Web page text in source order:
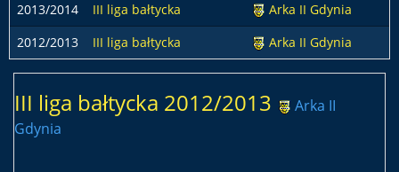
2013/2014
III liga bałtycka
Arka II Gdynia
2012/2013
III liga bałtycka Arka II Gdynia
III liga bałtycka 2012/2013
Arka II
Gdynia